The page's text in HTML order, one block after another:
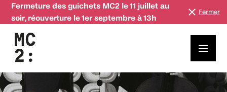
Fermeture des guichets MC2 le 11 juillet au
soir, réouverture le 1er septembre à 13h
Fermer